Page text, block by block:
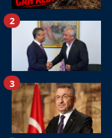
2
3